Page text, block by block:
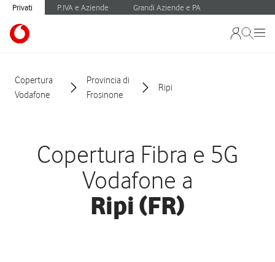
Privati P.IVA e Aziende Grandi Aziende e PA
Copertura
Vodafone
Provincia di
Frosinone
Ripi
Copertura Fibra e 5G
Vodafone a
Ripi (FR)